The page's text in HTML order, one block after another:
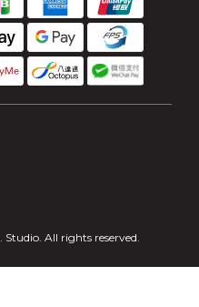
All rights reserved.